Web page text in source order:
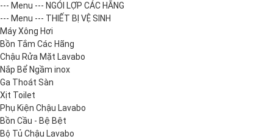
--- Menu --- NGÓI LỢP CÁC HÃNG
--- Menu --- THIẾT BỊ VỆ SINH
Máy Xông Hơi
Bồn Tắm Các Hãng
Chậu Rửa Mặt Lavabo
Nắp Bể Ngầm inox
Ga Thoát Sàn
Xịt Toilet
Phụ Kiện Chậu Lavabo
Bồn Cầu - Bệ Bệt
Bộ Tủ Chậu Lavabo